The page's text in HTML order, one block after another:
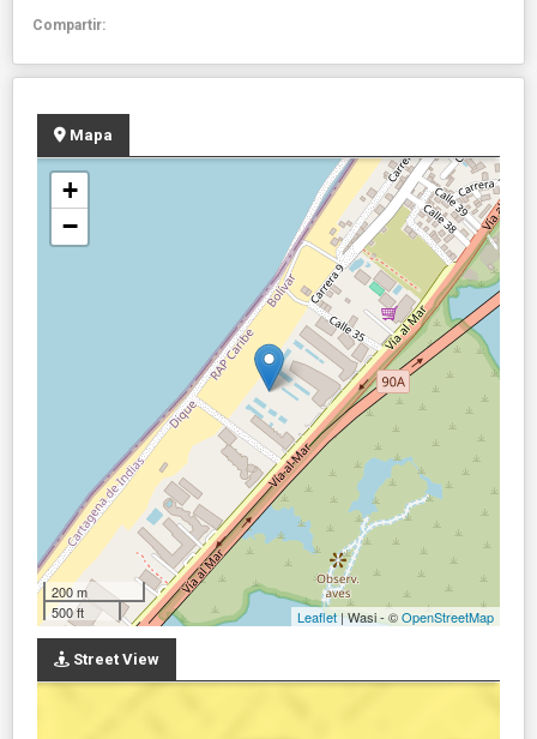
Compartir:
Mapa
+
−
200 m
500 ft
Leaflet| Wasi - ©OpenStreetMap
Street View